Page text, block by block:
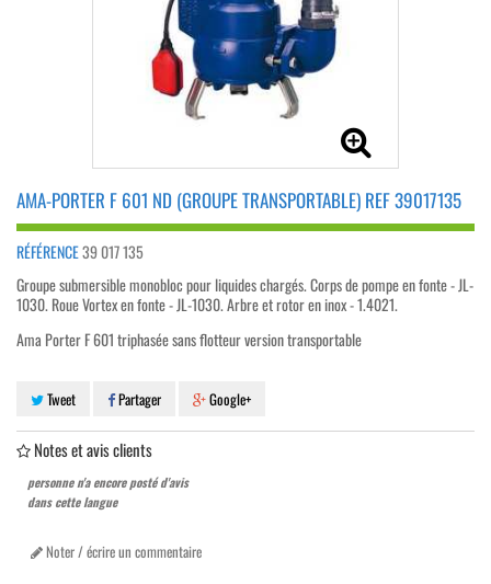
AMA-PORTER F 601 ND (GROUPE TRANSPORTABLE) REF 39017135
RÉFÉRENCE39 017 135
Groupe submersible monobloc pour liquides chargés. Corps de pompe en fonte - JL-
1030. Roue Vortex en fonte - JL-1030. Arbre et rotor en inox - 1.4021.
Ama Porter F 601 triphasée sans flotteur version transportable
Tweet Partager Google+
Notes et avis clients
personne n'a encore posté d'avis
dans cette langue
Noter / écrire un commentaire